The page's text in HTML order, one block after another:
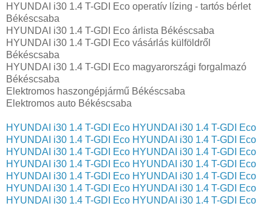
HYUNDAI i30 1.4 T-GDI Eco operatív lízing - tartós bérlet
Békéscsaba
HYUNDAI i30 1.4 T-GDI Eco árlista Békéscsaba
HYUNDAI i30 1.4 T-GDI Eco vásárlás külföldről
Békéscsaba
HYUNDAI i30 1.4 T-GDI Eco magyarországi forgalmazó
Békéscsaba
Elektromos haszongépjármű‎ Békéscsaba
Elektromos auto‎ Békéscsaba
HYUNDAI i30 1.4 T-GDI Eco HYUNDAI i30 1.4 T-GDI Eco
HYUNDAI i30 1.4 T-GDI Eco HYUNDAI i30 1.4 T-GDI Eco
HYUNDAI i30 1.4 T-GDI Eco HYUNDAI i30 1.4 T-GDI Eco
HYUNDAI i30 1.4 T-GDI Eco HYUNDAI i30 1.4 T-GDI Eco
HYUNDAI i30 1.4 T-GDI Eco HYUNDAI i30 1.4 T-GDI Eco
HYUNDAI i30 1.4 T-GDI Eco HYUNDAI i30 1.4 T-GDI Eco
HYUNDAI i30 1.4 T-GDI Eco HYUNDAI i30 1.4 T-GDI Eco